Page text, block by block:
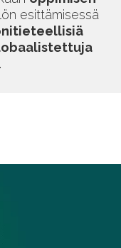
esittämisessä
.